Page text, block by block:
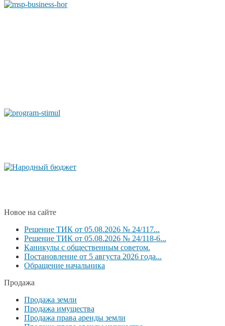
Новое на сайте
Решение ТИК от 05.08.2026 № 24/117...
Решение ТИК от 05.08.2026 № 24/118-6...
Каникулы с общественным советом.
Постановление от 5 августа 2026 года...
Обращение начальника
Продажа
Продажа земли
Продажа имущества
Продажа права аренды земли